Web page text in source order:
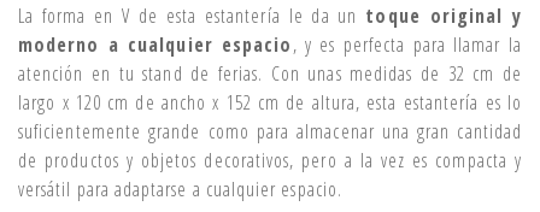
La forma en V de esta estantería le da un toque original y
moderno a cualquier espacio, y es perfecta para llamar la
atención en tu stand de ferias. Con unas medidas de 32 cm de
largo x 120 cm de ancho x 152 cm de altura, esta estantería es lo
suficientemente grande como para almacenar una gran cantidad
de productos y objetos decorativos, pero a la vez es compacta y
versátil para adaptarse a cualquier espacio.